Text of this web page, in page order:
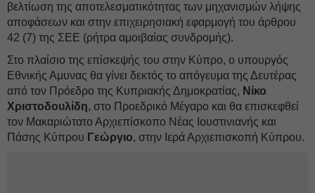
βελτίωση της αποτελεσματικότητας των μηχανισμών λήψης
αποφάσεων και στην επιχειρησιακή εφαρμογή του άρθρου
42 (7) της ΣΕΕ (ρήτρα αμοιβαίας συνδρομής).
Στο πλαίσιο της επίσκεψής του στην Κύπρο, ο υπουργός
Εθνικής Αμυνας θα γίνει δεκτός το απόγευμα της Δευτέρας
από τον Πρόεδρο της Κυπριακής Δημοκρατίας, Νίκο
Χριστοδουλίδη, στο Προεδρικό Μέγαρο και θα επισκεφθεί
τον Μακαριώτατο Αρχιεπίσκοπο Νέας Ιουστινιανής και
Πάσης Κύπρου Γεώργιο, στην Ιερά Αρχιεπισκοπή Κύπρου.